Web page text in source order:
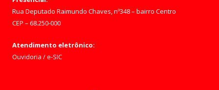
Rua Deputado Raimundo Chaves, nº348 – bairro Centro
CEP – 68.250-000
Atendimento eletrônico:
Ouvidoria /e-SIC